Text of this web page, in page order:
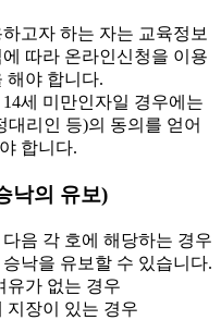
고자 하는 자는 교육정보
따라 온라인신청을 이용
해야 합니다.
세 미만인자일 경우에는
대리인 등)의 동의를 얻어
합니다.
낙의 유보)
음 각 호에 해당하는 경우
낙을 유보할 수 있습니다.
유가 없는 경우
지장이 있는 경우